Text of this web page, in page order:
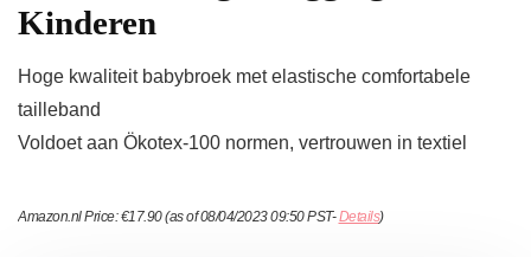
Kinderen
Hoge kwaliteit babybroek met elastische comfortabele
tailleband
Voldoet aan Ökotex-100 normen, vertrouwen in textiel
Amazon.nl Price:€17.90(as of 08/04/2023 09:50 PST-Details)